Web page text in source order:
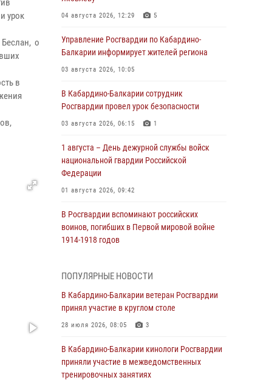
урок
о
в
04 августа 2026, 12:29 5
Управление Росгвардии по Кабардино-
Балкарии информирует жителей региона
03 августа 2026, 10:05
В Кабардино‑Балкарии сотрудник
Росгвардии провел урок безопасности
03 августа 2026, 06:15 1
1 августа – День дежурной службы войск
национальной гвардии Российской
Федерации
01 августа 2026, 09:42
В Росгвардии вспоминают российских
воинов, погибших в Первой мировой войне
1914-1918 годов
Директор Росгвардии Герой России генерал
армии Виктор Золотов поздравил
специалистов подразделений тыла с
профессиональным праздником
Росгвардия обеспечивает безопасность
граждан на южном направлении
ПОПУЛЯРНЫЕ НОВОСТИ
В Кабардино-Балкарии ветеран Росгвардии
принял участие в круглом столе
28 июля 2026, 08:05 3
В Кабардино-Балкарии кинологи Росгвардии
приняли участие в межведомственных
тренировочных занятиях